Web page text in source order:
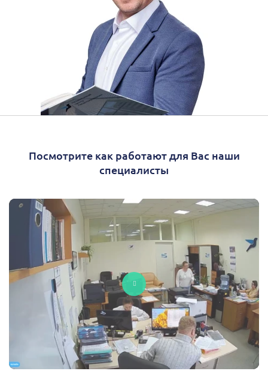
Посмотрите как работают для Вас наши
специалисты